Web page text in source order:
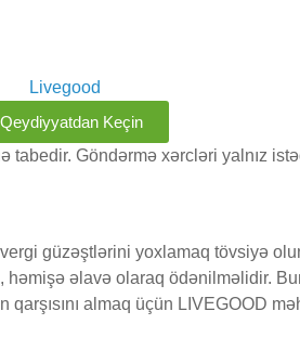
Keçin
tabedir. Göndərmə xərcləri yalnız
güzəştlərini yoxlamaq tövsiyə
həmişə əlavə olaraq ödənilməlidir.
almaq üçün LIVEGOOD